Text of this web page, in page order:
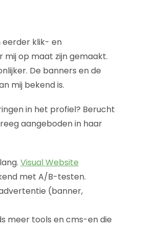
eerder klik- en
op maat zijn gemaakt.
De banners en de
mij bekend is.
in het profiel? Berucht
aangeboden in haar
Visual Website
met A/B-testen.
(banner,
meer tools en cms-en die